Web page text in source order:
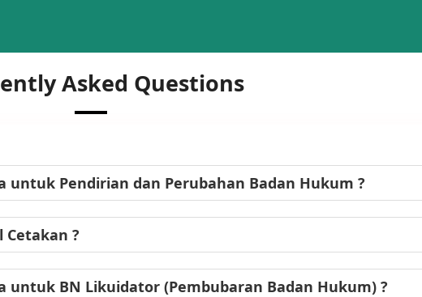
Asked Questions
untuk Pendirian dan Perubahan Badan Hukum ?
Cetakan ?
untuk BN Likuidator (Pembubaran Badan Hukum) ?